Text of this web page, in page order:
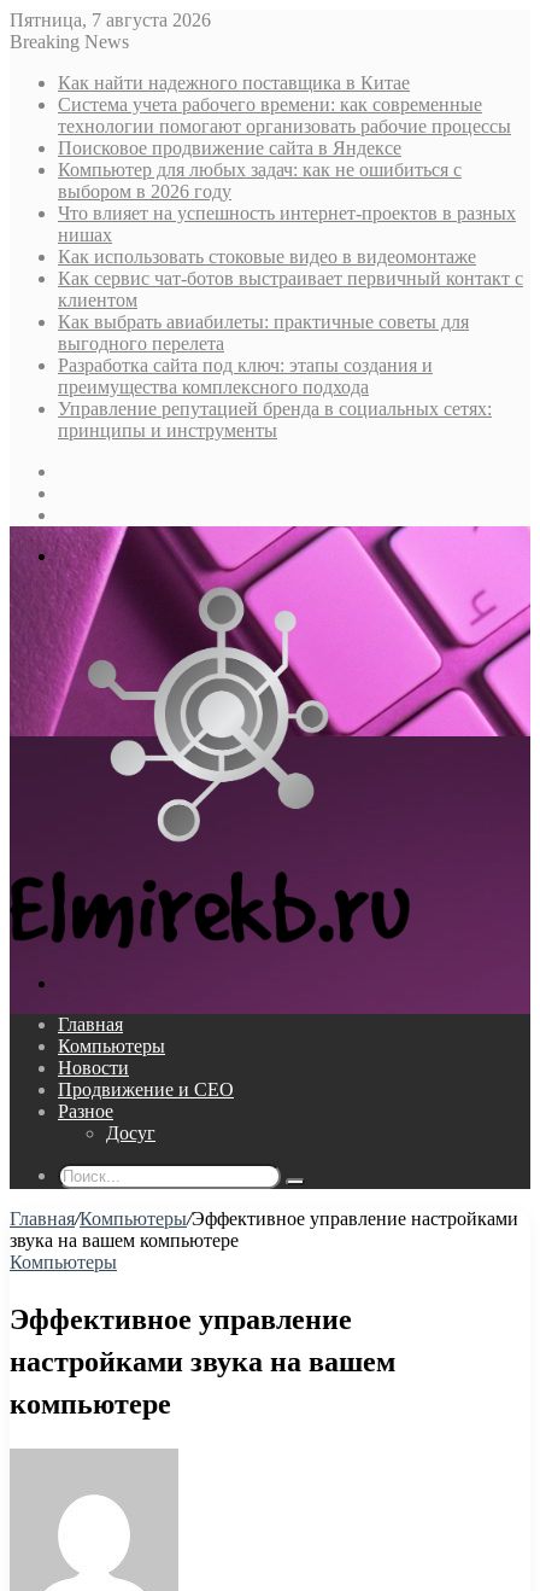
Пятница, 7 августа 2026
Breaking News
Как найти надежного поставщика в Китае
Система учета рабочего времени: как современные
технологии помогают организовать рабочие процессы
Поисковое продвижение сайта в Яндексе
Компьютер для любых задач: как не ошибиться с
выбором в 2026 году
Что влияет на успешность интернет-проектов в разных
нишах
Как использовать стоковые видео в видеомонтаже
Как сервис чат-ботов выстраивает первичный контакт с
клиентом
Как выбрать авиабилеты: практичные советы для
выгодного перелета
Разработка сайта под ключ: этапы создания и
преимущества комплексного подхода
Управление репутацией бренда в социальных сетях:
принципы и инструменты
In
Меню
Главная
Компьютеры
Новости
Продвижение и СЕО
Разное
Досуг
Поиск...
Главная/Компьютеры/Эффективное управление настройками
звука на вашем компьютере
Компьютеры
Эффективное управление
настройками звука на вашем
компьютере